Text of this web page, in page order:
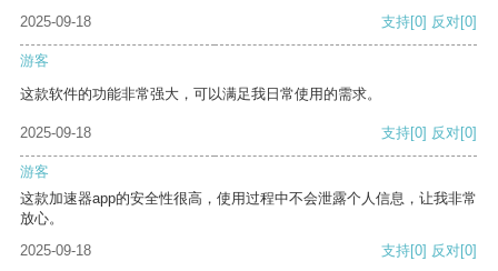
2025-09-18
支持[0] 反对[0]
游客
这款软件的功能非常强大，可以满足我日常使用的需求。
2025-09-18 支持[0] 反对[0]
游客
这款加速器app的安全性很高，使用过程中不会泄露个人信息，让我非常
放心。
2025-09-18
支持[0] 反对[0]